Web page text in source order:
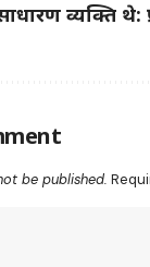
व्यक्ति थे:
be published.